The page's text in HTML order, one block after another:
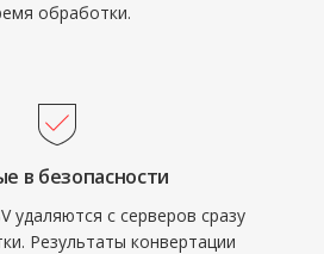
обработки.
в безопасности
удаляются с серверов сразу
Результаты конвертации